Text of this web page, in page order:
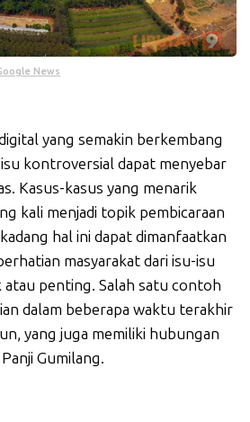
News
yang semakin berkembang
kontroversial dapat menyebar
Kasus-kasus yang menarik
kali menjadi topik pembicaraan
hal ini dapat dimanfaatkan
masyarakat dari isu-isu
atau penting. Salah satu contoh
dalam beberapa waktu terakhir
yang juga memiliki hubungan
Gumilang.